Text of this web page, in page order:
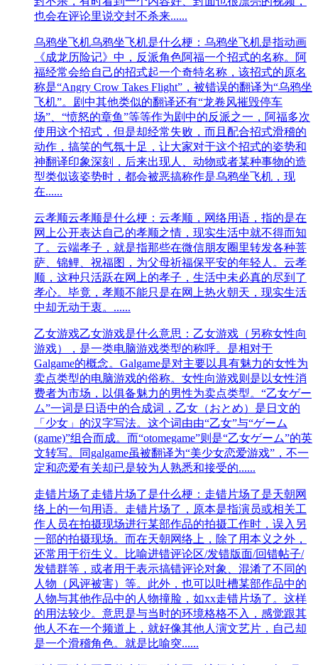
也会在评论里说交封不杀来......
乌鸦坐飞机乌鸦坐飞机是什么梗：乌鸦坐飞机是指动画
《成龙历险记》中，反派角色阿福一个招式的名称。阿
福经常会给自己的招式起一个奇特名称，该招式的原名
称是“Angry Crow Takes Flight”，被错误的翻译为“乌鸦坐
飞机”。剧中其他类似的翻译还有“龙卷风摧毁停车
场”、“愤怒的章鱼”等等作为剧中的反派之一，阿福多次
使用这个招式，但是却经常失败，而且配合招式滑稽的
动作，搞笑的气氛十足，让大家对于这个招式的姿势和
神翻译印象深刻，后来出现人、动物或者某种事物的造
型类似该姿势时，都会被恶搞称作是乌鸦坐飞机，现
在......
云孝顺云孝顺是什么梗：云孝顺，网络用语，指的是在
网上公开表达自己的孝顺之情，现实生活中就不得而知
了。云端孝子，就是指那些在微信朋友圈里转发各种菩
萨、锦鲤、祝福图，为父母祈福保平安的年轻人。云孝
顺，这种只活跃在网上的孝子，生活中未必真的尽到了
孝心。毕竟，孝顺不能只是在网上热火朝天，现实生活
中却无动于衷。......
乙女游戏乙女游戏是什么意思：乙女游戏（另称女性向
游戏），是一类电脑游戏类型的称呼。是相对于
Galgame的概念。Galgame是对主要以具有魅力的女性为
卖点类型的电脑游戏的俗称。女性向游戏则是以女性消
费者为市场，以俱备魅力的男性为卖点类型。“乙女ゲー
ム”一词是日语中的合成词，乙女（おとめ）是日文的
「少女」的汉字写法。这个词由由“乙女”与“ゲーム
(game)”组合而成。而“otomegame”则是“乙女ゲーム”的英
文转写。同galgame虽被翻译为“美少女恋爱游戏”，不一
定和恋爱有关却已是较为人熟悉和接受的......
走错片场了走错片场了是什么梗：走错片场了是天朝网
络上的一句用语。走错片场了，原本是指演员或相关工
作人员在拍摄现场进行某部作品的拍摄工作时，误入另
一部的拍摄现场。而在天朝网络上，除了用本义之外，
还常用于衍生义。比喻进错评论区/发错版面/回错帖子/
发错群等，或者用于表示搞错评论对象、混淆了不同的
人物（风评被害）等。此外，也可以吐槽某部作品中的
人物与其他作品中的人物撞脸，如xx走错片场了。这样
的用法较少。意思是与当时的环境格格不入，感觉跟其
他人不在一个频道上，就好像其他人演文艺片，自己却
是一个滑稽角色。就是比喻突......